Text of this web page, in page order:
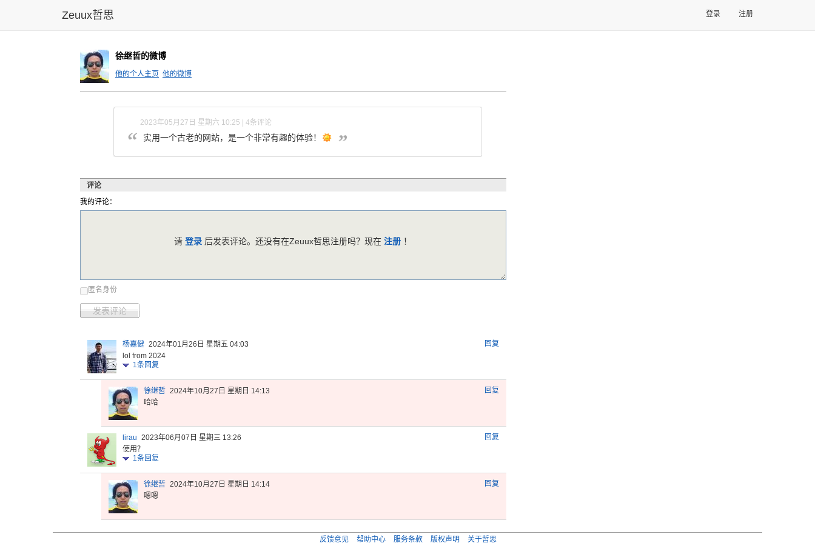
Zeuux哲思 登录 注册
徐继哲的微博
他的个人主页 他的微博
2023年05月27日 星期六 10:25 | 4条评论
实用一个古老的网站，是一个非常有趣的体验！
评论
我的评论：
匿名身份
发表评论
请登录 后发表评论。还没有在Zeuux哲思注册吗？现在注册 ！
回复
杨嘉健 2024年01月26日 星期五 04:03
lol from 2024
1条回复
回复
徐继哲 2024年10月27日 星期日 14:13
哈哈
回复
lirau 2023年06月07日 星期三 13:26
使用？
1条回复
回复
徐继哲 2024年10月27日 星期日 14:14
嗯嗯
反馈意见 帮助中心 服务条款 版权声明 关于哲思